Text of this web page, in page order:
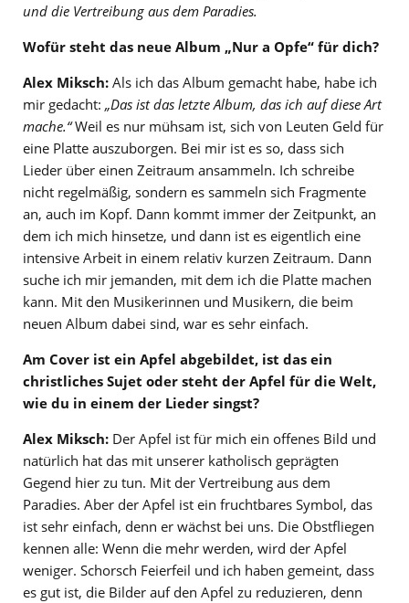
und die Vertreibung aus dem Paradies.
Wofür steht das neue Album „Nur a Opfe“ für dich?
Alex Miksch: Als ich das Album gemacht habe, habe ich
mir gedacht: „Das ist das letzte Album, das ich auf diese Art
mache.“Weil es nur mühsam ist, sich von Leuten Geld für
eine Platte auszuborgen. Bei mir ist es so, dass sich
Lieder über einen Zeitraum ansammeln. Ich schreibe
nicht regelmäßig, sondern es sammeln sich Fragmente
an, auch im Kopf. Dann kommt immer der Zeitpunkt, an
dem ich mich hinsetze, und dann ist es eigentlich eine
intensive Arbeit in einem relativ kurzen Zeitraum. Dann
suche ich mir jemanden, mit dem ich die Platte machen
kann. Mit den Musikerinnen und Musikern, die beim
neuen Album dabei sind, war es sehr einfach.
Am Cover ist ein Apfel abgebildet, ist das ein
christliches Sujet oder steht der Apfel für die Welt,
wie du in einem der Lieder singst?
Alex Miksch: Der Apfel ist für mich ein offenes Bild und
natürlich hat das mit unserer katholisch geprägten
Gegend hier zu tun. Mit der Vertreibung aus dem
Paradies. Aber der Apfel ist ein fruchtbares Symbol, das
ist sehr einfach, denn er wächst bei uns. Die Obstfliegen
kennen alle: Wenn die mehr werden, wird der Apfel
weniger. Schorsch Feierfeil und ich haben gemeint, dass
es gut ist, die Bilder auf den Apfel zu reduzieren, denn